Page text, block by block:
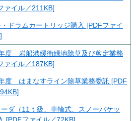
ァイル／211KB]
・ドラムカートリッジ購入 [PDFファイ
度 岩船港緩衝緑地除草及び剪定業務
ァイル／187KB]
度 はまなすライン除草業務委託 [PDF
ダ（11ｔ級、車輪式、スノーバケッ